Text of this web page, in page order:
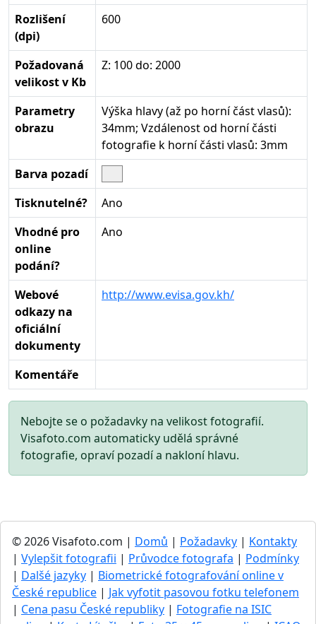
Rozlišení
(dpi)
600
Požadovaná
velikost v Kb
Z: 100 do: 2000
Parametry
obrazu
Výška hlavy (až po horní část vlasů):
34mm; Vzdálenost od horní části
fotografie k horní části vlasů: 3mm
Barva pozadí
Tisknutelné?
Ano
Vhodné pro
online
podání?
Ano
Webové
odkazy na
oficiální
dokumenty
http://www.evisa.gov.kh/
Komentáře
Nebojte se o požadavky na velikost fotografií.
Visafoto.com automaticky udělá správné
fotografie, opraví pozadí a nakloní hlavu.
© 2026 Visafoto.com | Domů | Požadavky | Kontakty
| Vylepšit fotografii | Průvodce fotografa | Podmínky
| Dalšé jazyky | Biometrické fotografování online v
České republice | Jak vyfotit pasovou fotku telefonem
| Cena pasu České republiky | Fotografie na ISIC